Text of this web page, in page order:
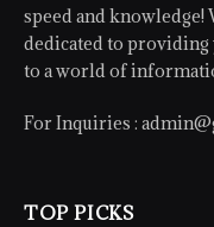
speed and
dedicated to providing
to a world of
For Inquiries :
TOP PICKS